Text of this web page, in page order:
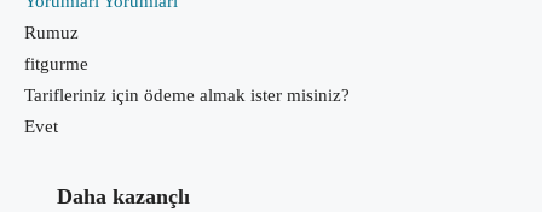
Rumuz
fitgurme
Tarifleriniz için ödeme almak ister misiniz?
Evet
Daha kazançlı